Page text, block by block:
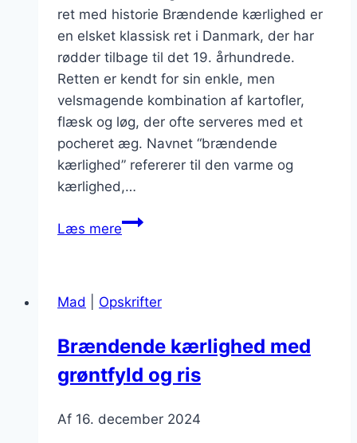
ret med historie Brændende kærlighed er
en elsket klassisk ret i Danmark, der har
rødder tilbage til det 19. århundrede.
Retten er kendt for sin enkle, men
velsmagende kombination af kartofler,
flæsk og løg, der ofte serveres med et
pocheret æg. Navnet “brændende
kærlighed” refererer til den varme og
kærlighed,…
Læs mereBrændende
og
Mad Opskrifter
Brændende kærlighed med
grøntfyld og ris
Af 16. december 2024